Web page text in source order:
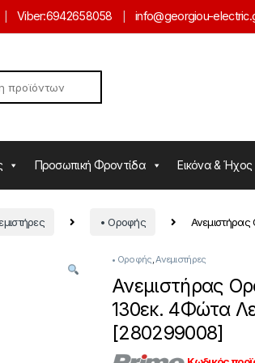
Viber:6942658058 info@georgiou-
Προσωπική Φροντίδα Εικόνα & Ήχος
• Οροφής
• Οροφής Ανεμιστήρες
Ανεμιστήρας
130εκ. 4Φώτα
[280299008]